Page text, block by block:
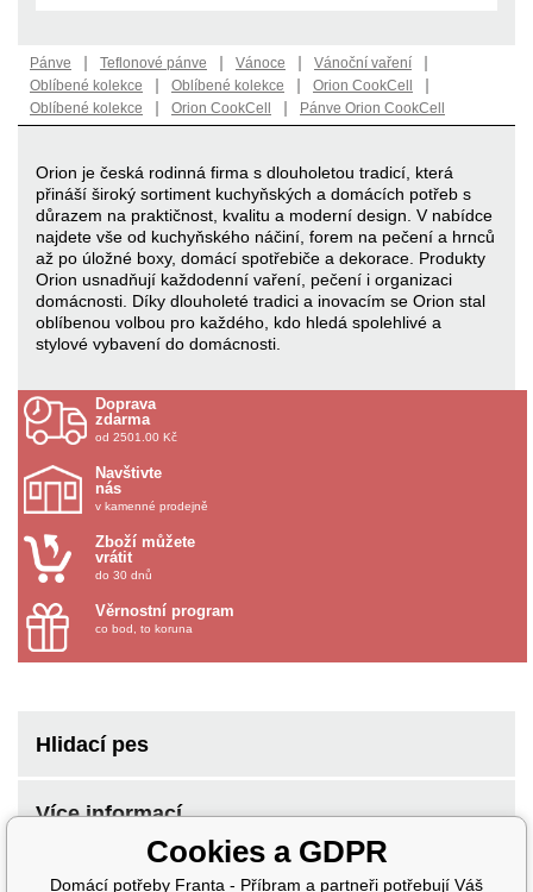
Pánve | Teflonové pánve | Vánoce | Vánoční vaření |
Oblíbené kolekce | Oblíbené kolekce | Orion CookCell |
Oblíbené kolekce | Orion CookCell | Pánve Orion CookCell
Orion je česká rodinná firma s dlouholetou tradicí, která
přináší široký sortiment kuchyňských a domácích potřeb s
důrazem na praktičnost, kvalitu a moderní design. V nabídce
najdete vše od kuchyňského náčiní, forem na pečení a hrnců
až po úložné boxy, domácí spotřebiče a dekorace. Produkty
Orion usnadňují každodenní vaření, pečení i organizaci
domácnosti. Díky dlouholeté tradici a inovacím se Orion stal
oblíbenou volbou pro každého, kdo hledá spolehlivé a
stylové vybavení do domácnosti.
Doprava
zdarma
od 2501.00 Kč
Navštivte
nás
v kamenné prodejně
Zboží můžete
vrátit
do 30 dnů
Věrnostní program
co bod, to koruna
Hlidací pes
Více informací
Cookies a GDPR
Domácí potřeby Franta - Příbram a partneři potřebují Váš